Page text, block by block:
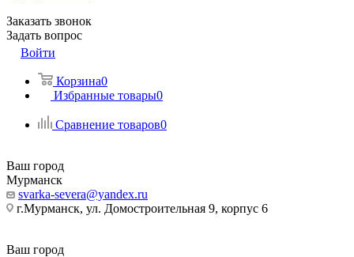
Заказать звонок
Задать вопрос
Войти
Корзина0
Избранные товары0
Сравнение товаров0
Ваш город
Мурманск
svarka-severa@yandex.ru
г.Мурманск, ул. Домостроительная 9, корпус 6
Ваш город